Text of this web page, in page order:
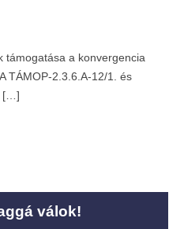
támogatása a konvergencia
2.3.6.A-12/1. és
[…]
válok!